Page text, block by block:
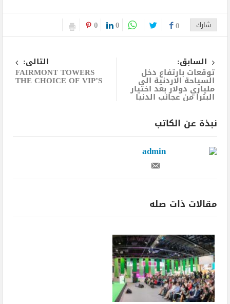
شارك 0
0
0
السابق:
توقعات بارتفاع دخل
السياحة الاردنية الى
ملياري دولار بعد اختيار
البترا من عجائب الدنيا
التالى:
FAIRMONT TOWERS
THE CHOICE OF VIP’S
نبذة عن الكاتب
admin
مقالات ذات صله